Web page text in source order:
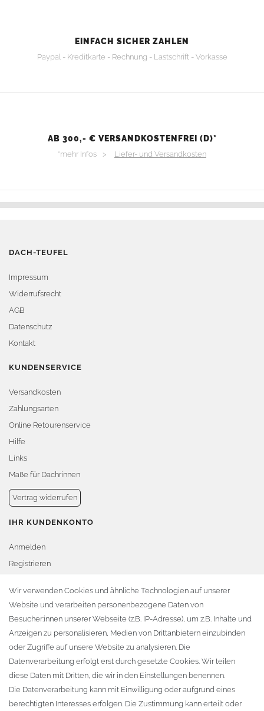
EINFACH SICHER ZAHLEN
Paypal - Kreditkarte - Rechnung - Lastschrift - Vorkasse
AB 300,- € VERSANDKOSTENFREI (D)*
*mehr Infos > Liefer- und Versandkosten
DACH-TEUFEL
Impressum
Widerrufsrecht
AGB
Datenschutz
Kontakt
KUNDENSERVICE
Versandkosten
Zahlungsarten
Online Retourenservice
Hilfe
Links
Maße für Dachrinnen
Vertrag widerrufen
IHR KUNDENKONTO
Anmelden
Registrieren
Warenkorb
Zur Kasse
KONTAKT
Fa. Steffen Jost
Söbrigener Weg 50
D-01796 Pirna
Wir verwenden Cookies und ähnliche Technologien auf unserer
Website und verarbeiten personenbezogene Daten von
Besucher:innen unserer Webseite (z.B. IP-Adresse), um z.B. Inhalte und
Anzeigen zu personalisieren, Medien von Drittanbietern einzubinden
oder Zugriffe auf unsere Website zu analysieren. Die
Datenverarbeitung erfolgt erst durch gesetzte Cookies. Wir teilen
diese Daten mit Dritten, die wir in den Einstellungen benennen.
Die Datenverarbeitung kann mit Einwilligung oder aufgrund eines
berechtigten Interesses erfolgen. Die Zustimmung kann erteilt oder